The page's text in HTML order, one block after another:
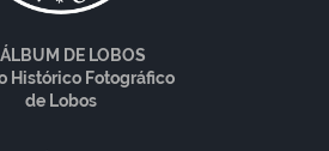
ÁLBUM DE LOBOS
Histórico Fotográfico
de Lobos